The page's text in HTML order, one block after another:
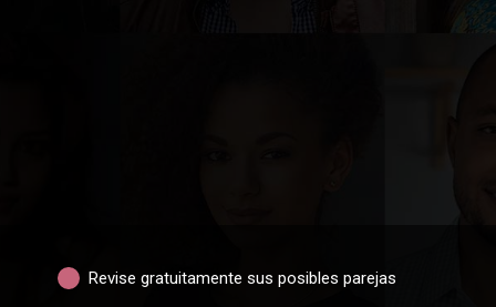
Revise gratuitamente sus posibles parejas